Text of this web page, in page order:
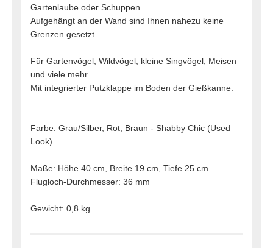
Gartenlaube oder Schuppen.
Aufgehängt an der Wand sind Ihnen nahezu keine
Grenzen gesetzt.
Für Gartenvögel, Wildvögel, kleine Singvögel, Meisen
und viele mehr.
Mit integrierter Putzklappe im Boden der Gießkanne.
Farbe: Grau/Silber, Rot, Braun - Shabby Chic (Used
Look)
Maße: Höhe 40 cm, Breite 19 cm, Tiefe 25 cm
Flugloch-Durchmesser: 36 mm
Gewicht: 0,8 kg